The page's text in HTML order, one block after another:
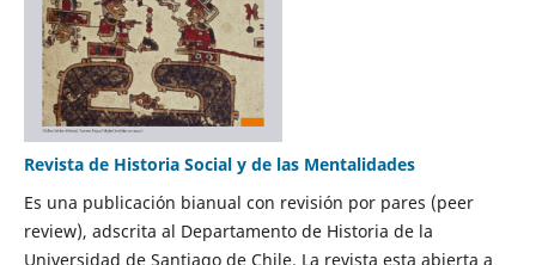
Revista de Historia Social y de las Mentalidades
Es una publicación bianual con revisión por pares (peer
review), adscrita al Departamento de Historia de la
Universidad de Santiago de Chile. La revista esta abierta a